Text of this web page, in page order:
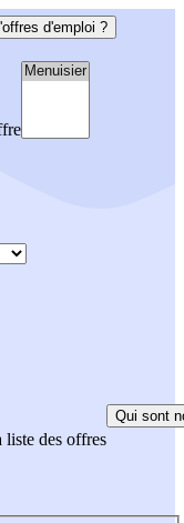
d'emploi ?
liste des offres
Qui sont